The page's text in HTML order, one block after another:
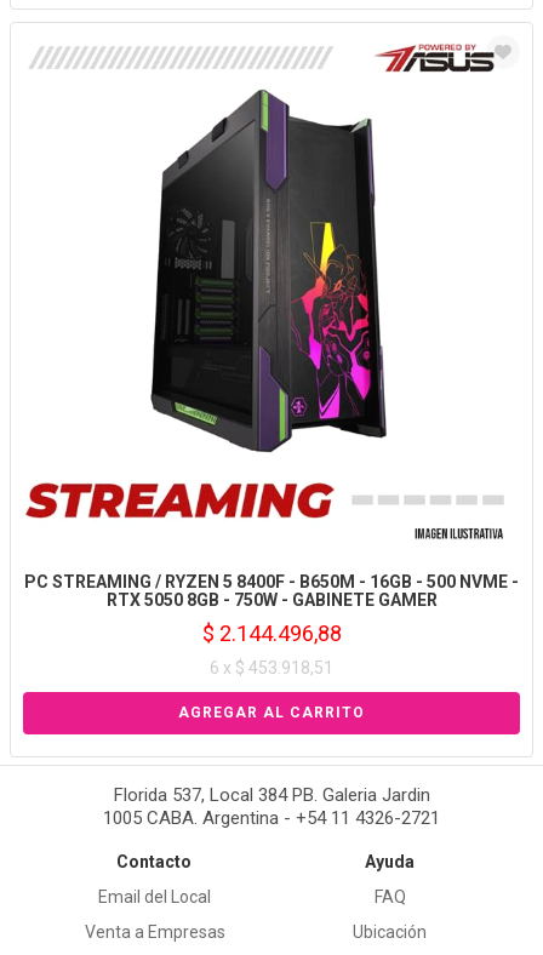
PC STREAMING / RYZEN 5 8400F - B650M - 16GB - 500 NVME -
RTX 5050 8GB - 750W - GABINETE GAMER
$ 2.144.496,88
6 x $ 453.918,51
Florida 537, Local 384 PB. Galeria Jardin
1005 CABA. Argentina - +54 11 4326-2721
Contacto
Email del Local
Venta a Empresas
Ayuda
FAQ
Ubicación